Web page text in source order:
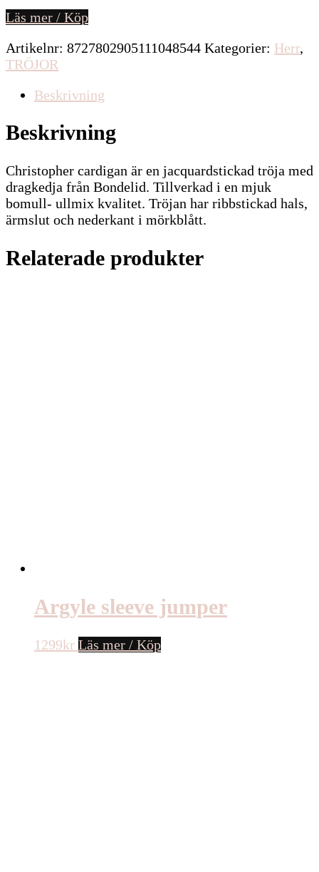
Läs mer / Köp
Artikelnr: 8727802905111048544 Kategorier: Herr,
TRÖJOR
Beskrivning
Beskrivning
Christopher cardigan är en jacquardstickad tröja med
dragkedja från Bondelid. Tillverkad i en mjuk
bomull- ullmix kvalitet. Tröjan har ribbstickad hals,
ärmslut och nederkant i mörkblått.
Relaterade produkter
Argyle sleeve jumper
1299kr Läs mer / Köp